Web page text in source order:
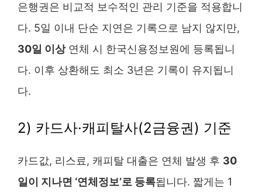
은행권은 비교적 보수적인 관리 기준을 적용합니
다. 5일 이내 단순 지연은 기록으로 남지 않지만,
30일 이상연체 시 한국신용정보원에 등록됩니
다. 이후 상환해도 최소 3년은 기록이 유지됩니
다.
2) 카드사·캐피탈사(2금융권) 기준
카드값, 리스료, 캐피탈 대출은 연체 발생 후 30
일이 지나면 ‘연체정보’로 등록됩니다. 짧게는 1